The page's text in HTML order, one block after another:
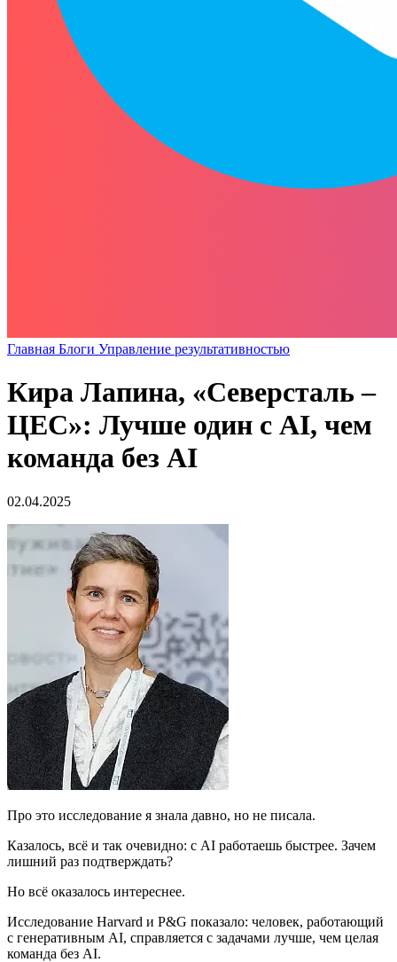
Главная Блоги Управление результативностью
Кира Лапина, «Северсталь –
ЦЕС»: Лучше один с AI, чем
команда без AI
02.04.2025
Про это исследование я знала давно, но не писала.
Казалось, всё и так очевидно: с AI работаешь быстрее. Зачем
лишний раз подтверждать?
Но всё оказалось интереснее.
Исследование Harvard и P&G показало: человек, работающий
с генеративным AI, справляется с задачами лучше, чем целая
команда без AI.